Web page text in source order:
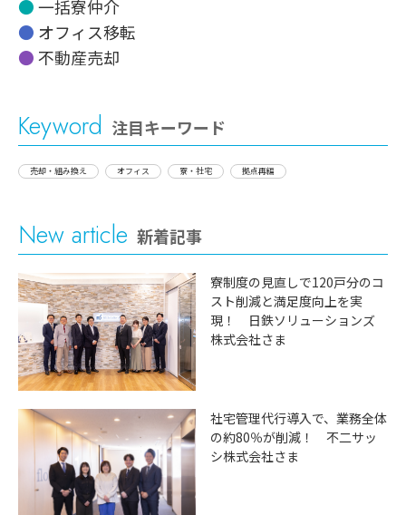
一括寮仲介
オフィス移転
不動産売却
Keyword 注目キーワード
売却・組み換え オフィス 寮・社宅 拠点再編
New article 新着記事
寮制度の見直しで120戸分のコ
スト削減と満足度向上を実
現！ 日鉄ソリューションズ
株式会社さま
社宅管理代行導入で、業務全体
の約80％が削減！ 不二サッ
シ株式会社さま